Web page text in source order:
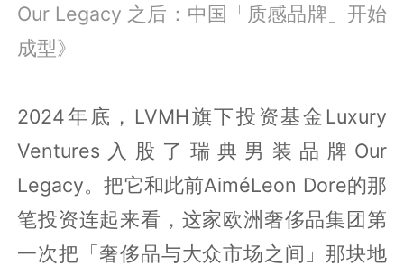
Our Legacy 之后：中国「质感品牌」开始
成型》
2024年底，LVMH旗下投资基金Luxury
Ventures入股了瑞典男装品牌Our
Legacy。把它和此前AiméLeon Dore的那
笔投资连起来看，这家欧洲奢侈品集团第
一次把「奢侈品与大众市场之间」那块地